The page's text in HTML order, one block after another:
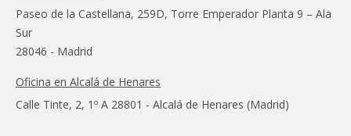
Paseo de la Castellana, 259D, Torre Emperador Planta 9 – Ala
Sur
28046 - Madrid
Oficina en Alcalá de Henares
Calle Tinte, 2, 1º A 28801 - Alcalá de Henares (Madrid)